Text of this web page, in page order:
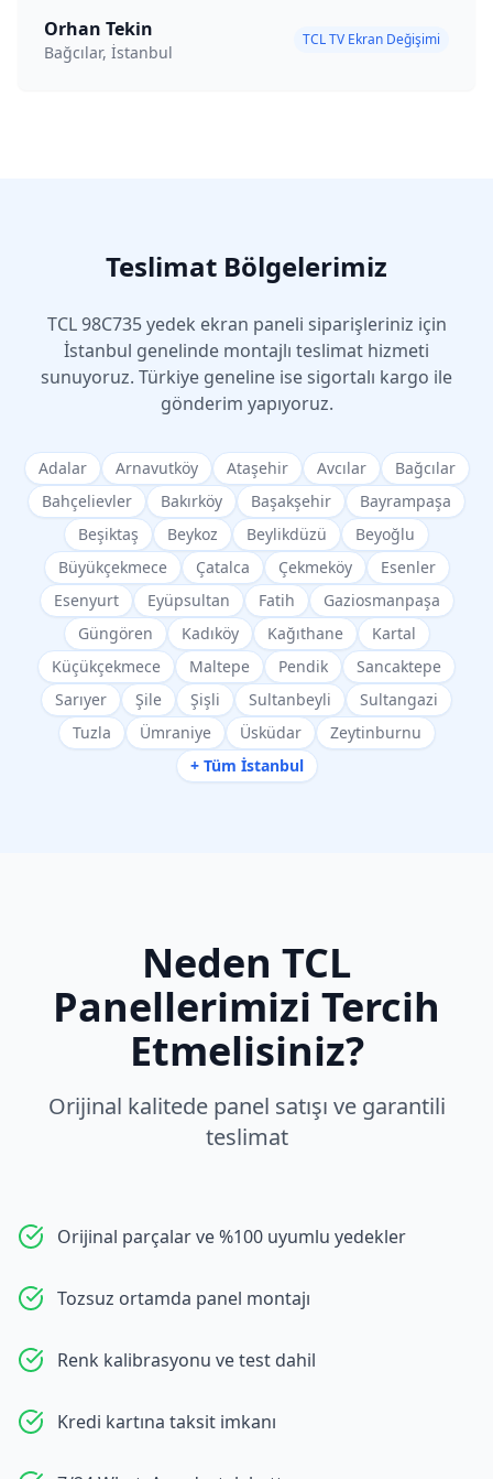
Orhan Tekin
Bağcılar, İstanbul
TCL TV Ekran Değişimi
Teslimat Bölgelerimiz
TCL 98C735yedek ekran paneli siparişleriniz için
İstanbul genelinde montajlı teslimat hizmeti
sunuyoruz. Türkiye geneline ise sigortalı kargo ile
gönderim yapıyoruz.
Adalar Arnavutköy Ataşehir Avcılar
Bağcılar
Bahçelievler
Bakırköy Başakşehir
Bayrampaşa
Beşiktaş
Beykoz Beylikdüzü
Beyoğlu
Büyükçekmece
Çatalca Çekmeköy
Esenler
Esenyurt
Eyüpsultan Fatih
Gaziosmanpaşa
Güngören
Kadıköy Kağıthane
Kartal
Küçükçekmece
Maltepe Pendik
Sancaktepe
Sarıyer
Şile Şişli Sultanbeyli
Sultangazi
Tuzla
Ümraniye Üsküdar
Zeytinburnu
+ Tüm İstanbul
Neden TCL
Panellerimizi Tercih
Etmelisiniz?
Orijinal kalitede panel satışı ve garantili
teslimat
Orijinal parçalar ve %100 uyumlu yedekler
Tozsuz ortamda panel montajı
Renk kalibrasyonu ve test dahil
Kredi kartına taksit imkanı